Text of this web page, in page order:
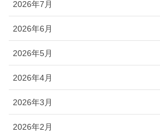
2026年7月
2026年6月
2026年5月
2026年4月
2026年3月
2026年2月